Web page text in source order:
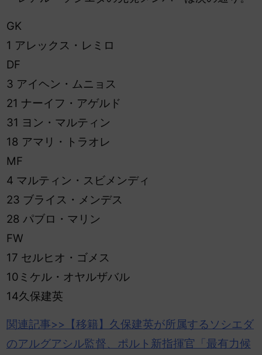
GK
1 アレックス・レミロ
DF
3 アイヘン・ムニョス
21 ナーイフ・アゲルド
31 ヨン・マルティン
18 アマリ・トラオレ
MF
4 マルティン・スビメンディ
23 ブライス・メンデス
28 パブロ・マリン
FW
17 セルヒオ・ゴメス
10ミケル・オヤルザバル
14久保建英
関連記事>>【移籍】 久保建英が所属するソシエダ
のアルグアシル監督、ポルト新指揮官「最有力候